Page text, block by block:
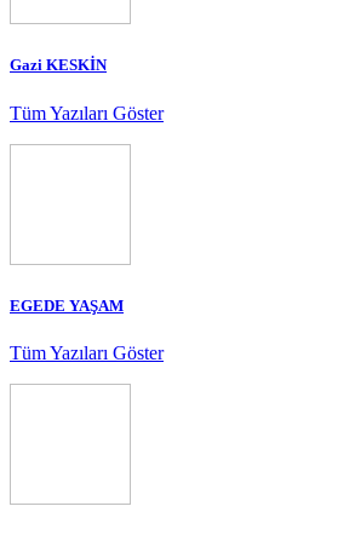
Gazi KESKİN
Tüm Yazıları Göster
EGEDE YAŞAM
Tüm Yazıları Göster